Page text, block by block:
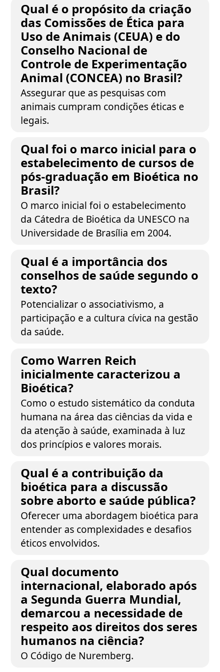
Qual é o propósito da criação
das Comissões de Ética para
Uso de Animais (CEUA) e do
Conselho Nacional de
Controle de Experimentação
Animal (CONCEA) no Brasil?
Assegurar que as pesquisas com
animais cumpram condições éticas e
legais.
Qual foi o marco inicial para o
estabelecimento de cursos de
pós-graduação em Bioética no
Brasil?
O marco inicial foi o estabelecimento
da Cátedra de Bioética da UNESCO na
Universidade de Brasília em 2004.
Qual é a importância dos
conselhos de saúde segundo o
texto?
Potencializar o associativismo, a
participação e a cultura cívica na gestão
da saúde.
Como Warren Reich
inicialmente caracterizou a
Bioética?
Como o estudo sistemático da conduta
humana na área das ciências da vida e
da atenção à saúde, examinada à luz
dos princípios e valores morais.
Qual é a contribuição da
bioética para a discussão
sobre aborto e saúde pública?
Oferecer uma abordagem bioética para
entender as complexidades e desafios
éticos envolvidos.
Qual documento
internacional, elaborado após
a Segunda Guerra Mundial,
demarcou a necessidade de
respeito aos direitos dos seres
humanos na ciência?
O Código de Nuremberg.